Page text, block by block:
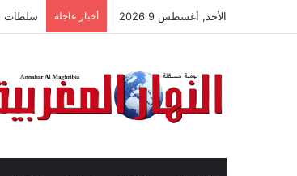
الأحد, أغسطس 9 2026 أخبار عاجلة سلطات